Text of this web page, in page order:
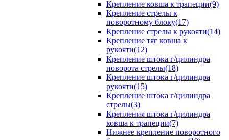
Крепление ковша к трапеции(9)
Крепление стрелы к
поворотному блоку(17)
Крепление стрелы к рукояти(14)
Крепление тяг ковша к
рукояти(12)
Крепление штока г/цилиндра
поворота стрелы(18)
Крепление штока г/цилиндра
рукояти(15)
Крепление штока г/цилиндра
стрелы(3)
Крепления штока г/цилиндра
ковша к трапеции(7)
Нижнее крепление поворотного